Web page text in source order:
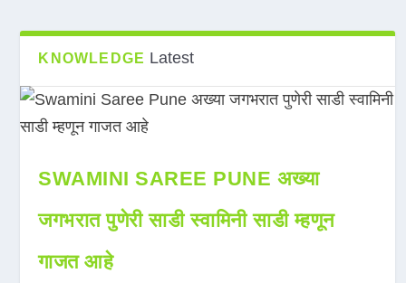
KNOWLEDGE Latest
SWAMINI SAREE PUNE अख्या
जगभरात पुणेरी साडी स्वामिनी साडी म्हणून
गाजत आहे